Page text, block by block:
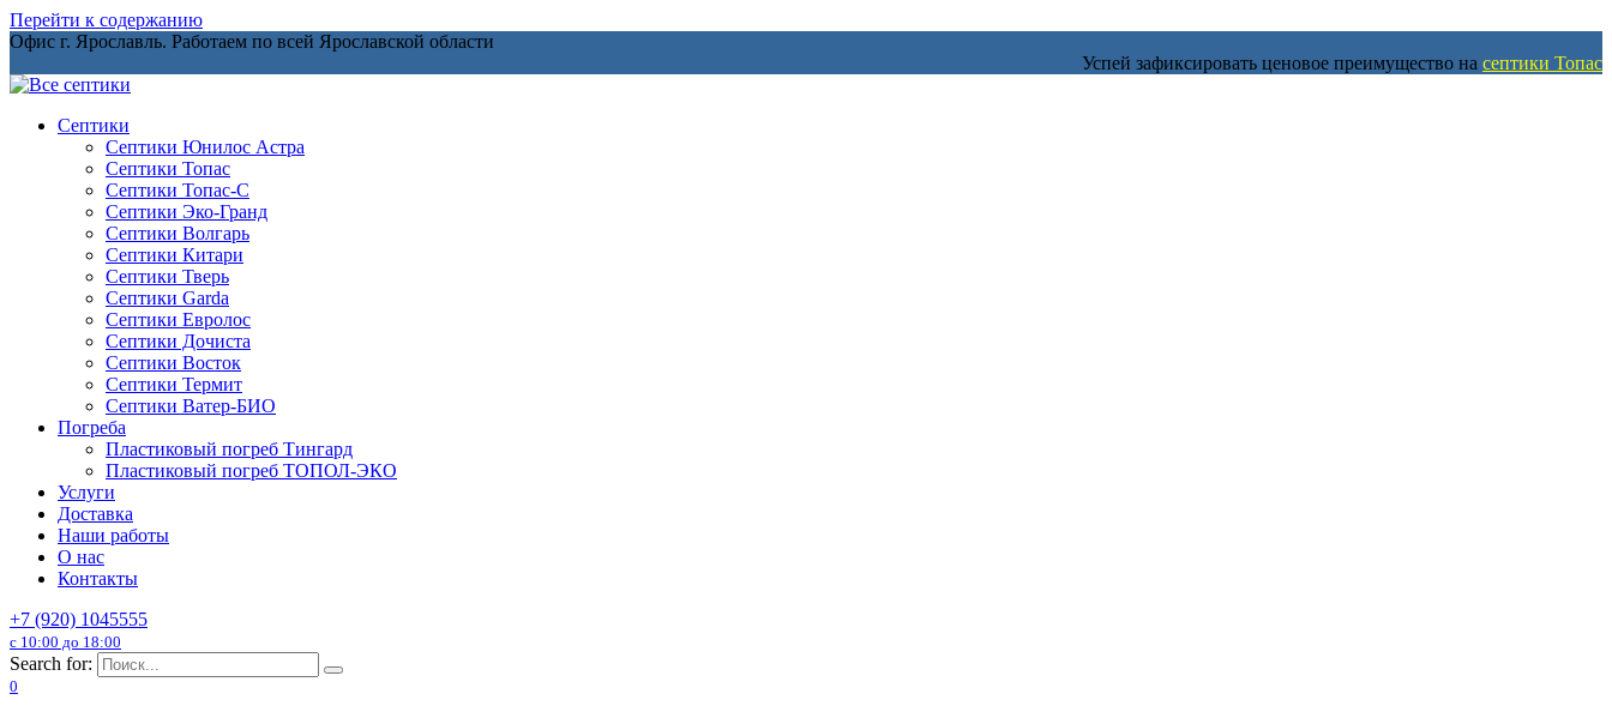
Перейти к содержанию
Офис г. Ярославль. Работаем по всей Ярославской области
Успей зафиксировать ценовое преимущество на септики Топас
Септики
Септики Юнилос Астра
Септики Топас
Септики Топас-С
Септики Эко-Гранд
Септики Волгарь
Септики Китари
Септики Тверь
Септики Garda
Септики Евролос
Септики Дочиста
Септики Восток
Септики Термит
Септики Ватер-БИО
Погреба
Пластиковый погреб Тингард
Пластиковый погреб ТОПОЛ-ЭКО
Услуги
Доставка
Наши работы
О нас
Контакты
+7 (920) 1045555
с 10:00 до 18:00
Search for:
0